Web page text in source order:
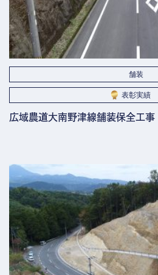
舗装
表彰実績
広域農道大南野津線舗装保全工事